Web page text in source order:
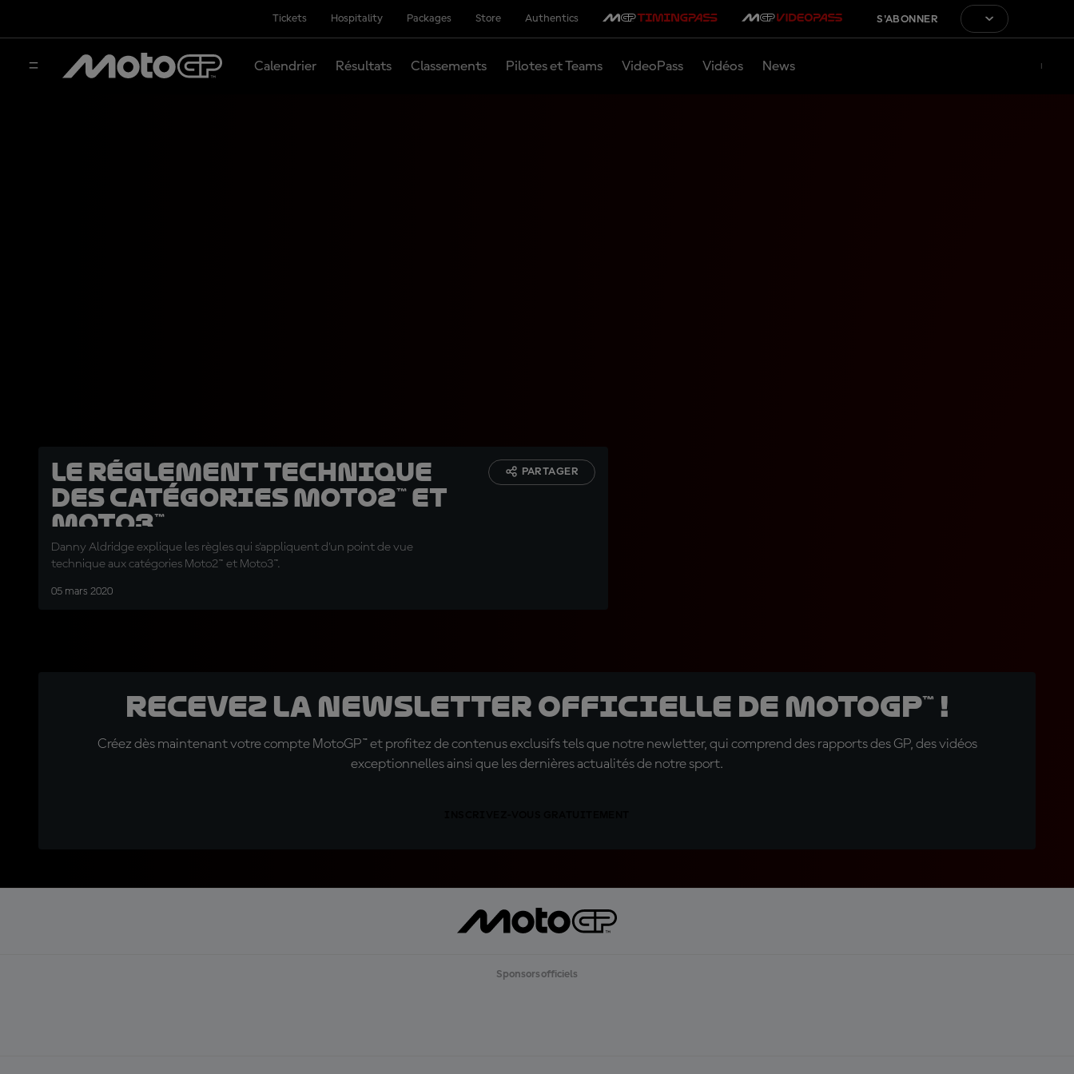
Tickets Hospitality Packages Store Authentics S'ABONNER
Calendrier Résultats Classements Pilotes et Teams VideoPass Vidéos News
Le réglement technique
des catégories Moto2™ et
Moto3™
Danny Aldridge explique les règles qui s'appliquent d'un point de vue
technique aux catégories Moto2™ et Moto3™.
05 mars 2020
PARTAGER
Recevez la Newsletter officielle de MotoGP™ !
Créez dès maintenant votre compte MotoGP™ et profitez de contenus exclusifs tels que notre newletter, qui comprend des rapports des GP, des vidéos
exceptionnelles ainsi que les dernières actualités de notre sport.
Sponsors officiels